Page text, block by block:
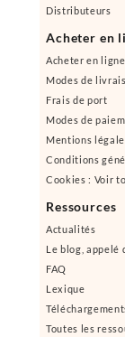
Distributeurs
Acheter en
Acheter en ligne
Modes de
Frais de port
Modes de
Mentions
Conditions
Cookies : Voir
Ressources
Actualités
Le blog, appelé
FAQ
Lexique
Toutes les